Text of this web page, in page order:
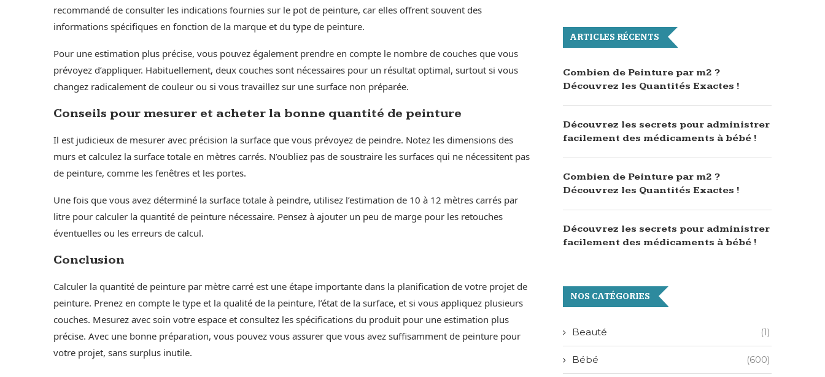
recommandé de consulter les indications fournies sur le pot de peinture, car elles offrent souvent des
informations spécifiques en fonction de la marque et du type de peinture.
Pour une estimation plus précise, vous pouvez également prendre en compte le nombre de couches que vous
prévoyez d’appliquer. Habituellement, deux couches sont nécessaires pour un résultat optimal, surtout si vous
changez radicalement de couleur ou si vous travaillez sur une surface non préparée.
Conseils pour mesurer et acheter la bonne quantité de peinture
Il est judicieux de mesurer avec précision la surface que vous prévoyez de peindre. Notez les dimensions des
murs et calculez la surface totale en mètres carrés. N’oubliez pas de soustraire les surfaces qui ne nécessitent pas
de peinture, comme les fenêtres et les portes.
Une fois que vous avez déterminé la surface totale à peindre, utilisez l’estimation de 10 à 12 mètres carrés par
litre pour calculer la quantité de peinture nécessaire. Pensez à ajouter un peu de marge pour les retouches
éventuelles ou les erreurs de calcul.
Conclusion
Calculer la quantité de peinture par mètre carré est une étape importante dans la planification de votre projet de
peinture. Prenez en compte le type et la qualité de la peinture, l’état de la surface, et si vous appliquez plusieurs
couches. Mesurez avec soin votre espace et consultez les spécifications du produit pour une estimation plus
précise. Avec une bonne préparation, vous pouvez vous assurer que vous avez suffisamment de peinture pour
votre projet, sans surplus inutile.
ARTICLES RÉCENTS
Combien de Peinture par m2 ?
Découvrez les Quantités Exactes !
Découvrez les secrets pour administrer
facilement des médicaments à bébé !
Combien de Peinture par m2 ?
Découvrez les Quantités Exactes !
Découvrez les secrets pour administrer
facilement des médicaments à bébé !
NOS CATÉGORIES
Beauté (1)
Bébé (600)